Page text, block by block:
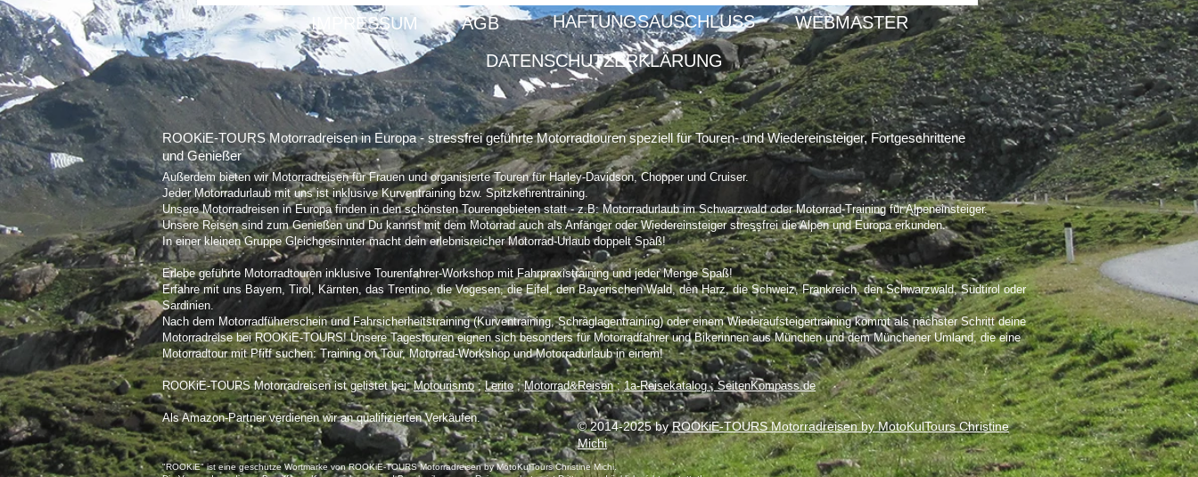
IMPRESSUM AGB HAFTUNGSAUSCHLUSS
WEBMASTER
DATENSCHUTZERKLÄRUNG
ROOKiE-TOURS Motorradreisen in Europa - stressfrei geführte Motorradtouren speziell für Touren- und Wiedereinsteiger, Fortgeschrittene
und Genießer
Außerdem bieten wir Motorradreisen für Frauen und organisierte Touren für Harley-Davidson, Chopper und Cruiser.
Jeder Motorradurlaub mit uns ist inklusive Kurventraining bzw. Spitzkehrentraining.
Unsere Motorradreisen in Europa finden in den schönsten Tourengebieten statt - z.B: Motorradurlaub im Schwarzwald oder Motorrad-Training für Alpeneinsteiger.
Unsere Reisen sind zum Genießen und Du kannst mit dem Motorrad auch als Anfänger oder Wiedereinsteiger stressfrei die Alpen und Europa erkunden.
In einer kleinen Gruppe Gleichgesinnter macht dein erlebnisreicher Motorrad-Urlaub doppelt Spaß!
Erlebe geführte Motorradtouren inklusive Tourenfahrer-Workshop mit Fahrpraxistraining und jeder Menge Spaß!
Erfahre mit uns Bayern, Tirol, Kärnten, das Trentino, die Vogesen, die Eifel, den Bayerischen Wald, den Harz, die Schweiz, Frankreich, den Schwarzwald, Südtirol oder
Sardinien.
Nach dem Motorradführerschein und Fahrsicherheitstraining (Kurventraining, Schräglagentraining) oder einem Wiederaufsteigertraining kommt als nächster Schritt deine
Motorradreise bei ROOKiE-TOURS! Unsere Tagestouren eignen sich besonders für Motorradfahrer und Bikerinnen aus München und dem Münchener Umland, die eine
Motorradtour mit Pfiff suchen: Training on Tour, Motorrad-Workshop und Motorradurlaub in einem!
ROOKiE-TOURS Motorradreisen ist gelistet bei:Motourismo;Lerito;Motorrad&Reisen;1a-Reisekatalog ;SeitenKompass.de
Als Amazon-Partner verdienen wir an qualifizierten Verkäufen.
© 2014-2025 byROOKiE-TOURS Motorradreisen by MotoKulTours Christine
Michi
"ROOKiE" ist eine geschütze Wortmarke von ROOKiE-TOURS Motorradreisen by MotoKulTours Christine Michi.